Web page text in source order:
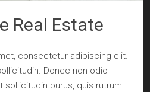
Real Estate
consectetur adipiscing elit.
Donec non odio
sollicitudin purus, quis rutrum